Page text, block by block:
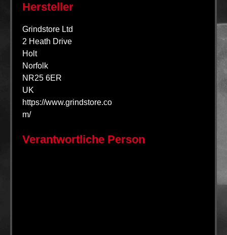
Hersteller
Grindstore Ltd
2 Heath Drive
Holt
Norfolk
NR25 6ER
UK
https://www.grindstore.co
m/
Verantwortliche Person